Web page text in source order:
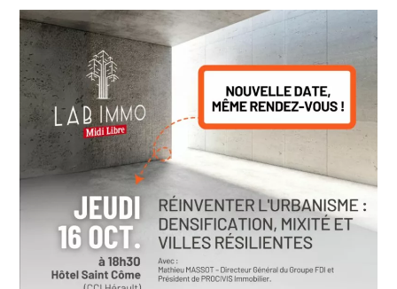
« Adapter
La
Ville
Aux
Aléas
Climatiques »